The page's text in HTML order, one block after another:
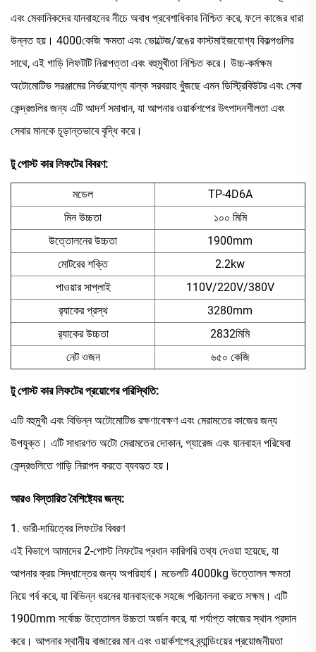
এবং মেকানিকদের যানবাহনের নীচে অবাধ প্রবেশাধিকার নিশ্চিত করে, ফলে কাজের ধারা
উন্নত হয়। 4000কেজি ক্ষমতা এবং ভোল্টেজ/রঙের কাস্টমাইজযোগ্য বিকল্পগুলির
সাথে, এই গাড়ি লিফটটি নিরাপত্তা এবং বহুমুখীতা নিশ্চিত করে। উচ্চ-কর্মক্ষম
অটোমোটিভ সরঞ্জামের নির্ভরযোগ্য বাল্ক সরবরাহ খুঁজছে এমন ডিস্ট্রিবিউটর এবং সেবা
কেন্দ্রগুলির জন্য এটি আদর্শ সমাধান, যা আপনার ওয়ার্কশপের উৎপাদনশীলতা এবং
সেবার মানকে চূড়ান্তভাবে বৃদ্ধি করে।
টু পোস্ট কার লিফটের বিবরণ:
মডেল
TP-4D6A
মিন উচ্চতা
১০০ মিমি
উত্তোলনের উচ্চতা
1900mm
মোটরের শক্তি
2.2kw
পাওয়ার সাপ্লাই
110V/220V/380V
র‍্যাকের প্রস্থ
3280mm
র‍্যাকের উচ্চতা
2832মিমি
নেট ওজন
৬৫০ কেজি
টু পোস্ট কার লিফটের প্রয়োগের পরিস্থিতি:
এটি বহুমুখী এবং বিভিন্ন অটোমোটিভ রক্ষণাবেক্ষণ এবং মেরামতের কাজের জন্য
উপযুক্ত। এটি সাধারণত অটো মেরামতের দোকান, গ্যারেজ এবং যানবাহন পরিষেবা
কেন্দ্রগুলিতে গাড়ি নিরাপদ করতে ব্যবহৃত হয়।
আরও বিস্তারিত বৈশিষ্ট্যের জন্য:
1. ভারী-দায়িত্বের লিফটের বিবরণ
এই বিভাগে আমাদের 2-পোস্ট লিফটের প্রধান কারিগরি তথ্য দেওয়া হয়েছে, যা
আপনার ক্রয় সিদ্ধান্তের জন্য অপরিহার্য। মডেলটি 4000kg উত্তোলন ক্ষমতা
নিয়ে গর্ব করে, যা বিভিন্ন ধরনের যানবাহনকে সহজে পরিচালনা করতে সক্ষম। এটি
1900mm সর্বোচ্চ উত্তোলন উচ্চতা অর্জন করে, যা পর্যাপ্ত কাজের স্থান প্রদান
করে। আপনার স্থানীয় বাজারের মান এবং ওয়ার্কশপের ব্র্যান্ডিংয়ের প্রয়োজনীয়তা